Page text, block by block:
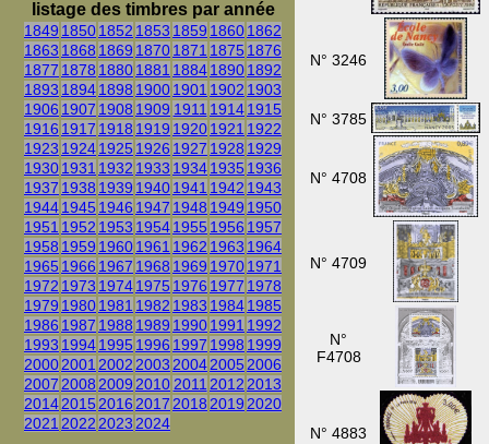
listage des timbres par année
1849 18501852 1853 1859 18601862
1863 1868 1869 18701871 1875 1876
1877 1878 18801881 188418901892
1893 18941898 19001901 1902 1903
1906 1907 1908 1909 1911 19141915
1916 1917 1918 1919 19201921 1922
1923 19241925 1926 1927 1928 1929
19301931 1932 1933 19341935 1936
1937 1938 1939 19401941 1942 1943
19441945 1946 1947 1948 1949 1950
1951 1952 1953 19541955 1956 1957
1958 1959 19601961 1962 1963 1964
1965 1966 1967 1968 1969 19701971
1972 1973 19741975 1976 1977 1978
1979 19801981 1982 1983 19841985
1986 1987 1988 1989 19901991 1992
1993 19941995 1996 1997 1998 1999
2000200120022003200420052006
2007200820092010201120122013
2014201520162017201820192020
2021202220232024
N° 3246
N° 3785
N° 4708
N° 4709
N°
F4708
N° 4883